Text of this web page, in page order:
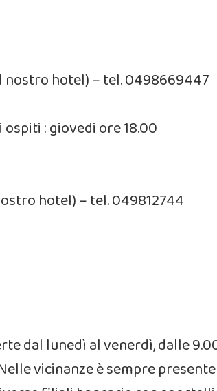
nostro hotel) – tel. 0498669447
ospiti : giovedi ore 18.00
hotel) – tel. 049812744
dal lunedì al venerdì, dalle
vicinanze è sempre